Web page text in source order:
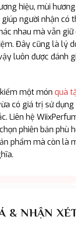
hiệu, mùi
người nhận có
nhau mà vẫn giữ
Đây cũng là lý
luôn được đánh
một món quà
có giá trị sử
Liên hệ
phiên bản phù
phẩm mà còn là
& NHẬN